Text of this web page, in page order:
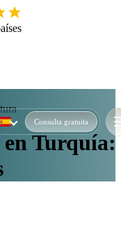
Consulta gratuita
en Turquía: